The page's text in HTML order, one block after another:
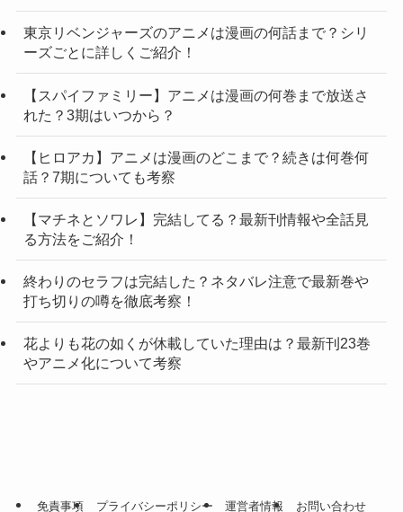
東京リベンジャーズのアニメは漫画の何話まで？シリ
ーズごとに詳しくご紹介！
【スパイファミリー】アニメは漫画の何巻まで放送さ
れた？3期はいつから？
【ヒロアカ】アニメは漫画のどこまで？続きは何巻何
話？7期についても考察
【マチネとソワレ】完結してる？最新刊情報や全話見
る方法をご紹介！
終わりのセラフは完結した？ネタバレ注意で最新巻や
打ち切りの噂を徹底考察！
花よりも花の如くが休載していた理由は？最新刊23巻
やアニメ化について考察
免責事項 プライバシーポリシー 運営者情報 お問い合わせ